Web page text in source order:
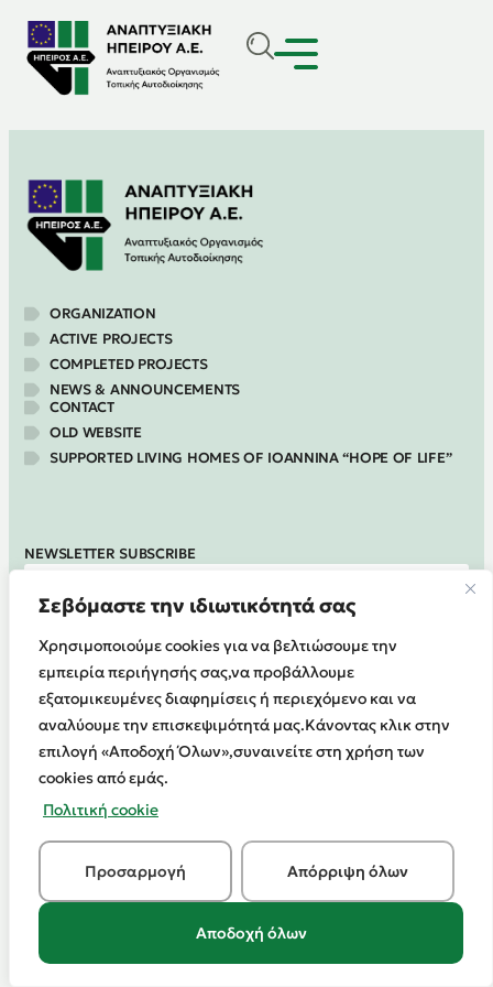
Σεβόμαστε την ιδιωτικότητά σας
Χρησιμοποιούμε cookies για να βελτιώσουμε την
εμπειρία περιήγησής σας,να προβάλλουμε
εξατομικευμένες διαφημίσεις ή περιεχόμενο και να
αναλύουμε την επισκεψιμότητά μας.Κάνοντας κλικ στην
επιλογή «Αποδοχή Όλων»,συναινείτε στη χρήση των
cookies από εμάς.
Πολιτική cookie
Προσαρμογή Απόρριψη όλων
Αποδοχή όλων
ORGANIZATION
ACTIVE PROJECTS
COMPLETED PROJECTS
NEWS & ANNOUNCEMENTS
CONTACT
OLD WEBSITE
SUPPORTED LIVING HOMES OF IOANNINA “HOPE OF LIFE”
NEWSLETTER SUBSCRIBE
Register at
EPIRUS
SA
TERMS OF USE
PRIVACY POLICY